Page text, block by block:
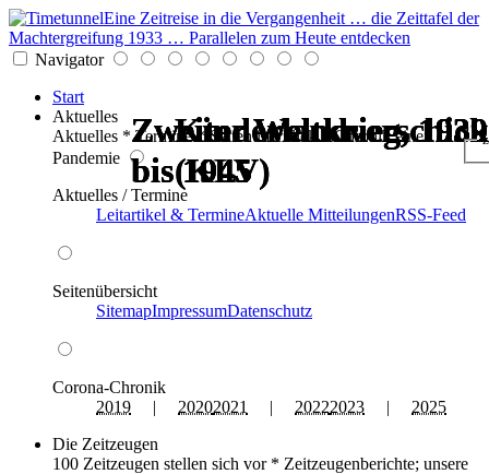
Eine Zeitreise in die Vergangenheit … die Zeittafel der
Machtergreifung 1933 … Parallelen zum Heute entdecken
Navigator
Start
Aktuelles
Aktuelles * Termine * Seitenüberblick * Chronik einer
Pandemie
Aktuelles / Termine
Leitartikel & TermineAktuelle MitteilungenRSS-Feed
Seitenübersicht
SitemapImpressumDatenschutz
Corona-Chronik
2019 | 20202021 | 20222023 | 2025
Die Zeitzeugen
100 Zeitzeugen stellen sich vor * Zeitzeugenberichte; unsere
Zweiter Weltkrieg, 1939
bis 1945
(KLV)
Zweiter Weltkrieg, 1939
bis 1945
Zweiter Weltkrieg, 1939
bis 1945
(KLV)
Zweiter Weltkrieg, 1939
bis 1945